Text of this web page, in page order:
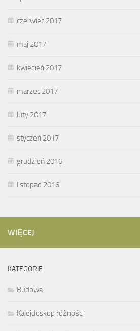
czerwiec 2017
maj 2017
kwiecień 2017
marzec 2017
luty 2017
styczeń 2017
grudzień 2016
listopad 2016
WIĘCEJ
KATEGORIE
Budowa
Kalejdoskop różności